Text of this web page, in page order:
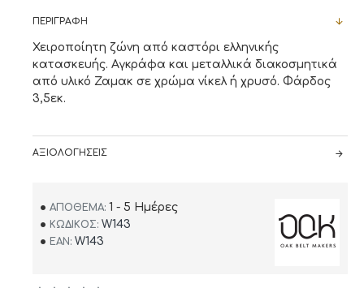
ΠΕΡΙΓΡΑΦΉ
Χειροποίητη ζώνη από καστόρι ελληνικής
κατασκευής. Αγκράφα και μεταλλικά διακοσμητικά
από υλικό Ζαμακ σε χρώμα νίκελ ή χρυσό. Φάρδος
3,5εκ.
ΑΞΙΟΛΟΓΉΣΕΙΣ
ΑΠΌΘΕΜΑ: 1 - 5 Ημέρες
ΚΩΔΙΚΌΣ: W143
EAN: W143